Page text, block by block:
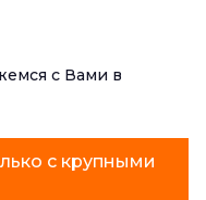
с Вами в
с крупными